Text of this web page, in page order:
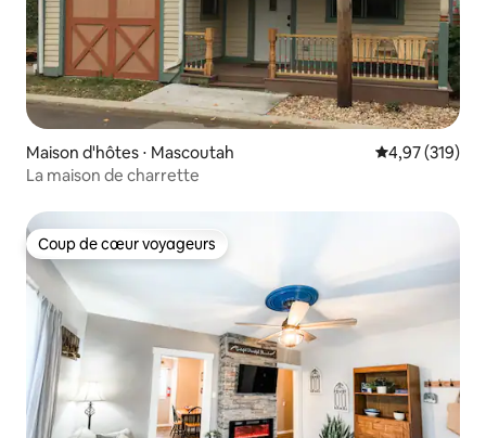
Maison d'hôtes ⋅ Mascoutah Évaluation
4,97 (319)
La maison de charrette
Coup de cœur voyageurs
Coup de cœur voyageurs